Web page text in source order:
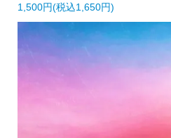
1,500円(税込1,650円)